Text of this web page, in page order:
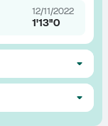
12/11/2022
1'13"0